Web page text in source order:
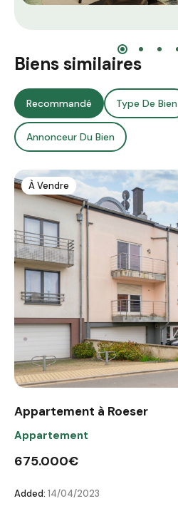
Biens similaires
Recommandé Type De Bien
Annonceur Du Bien
À Vendre
Appartement à Roeser
Appartement
675.000€
Added: 14/04/2023